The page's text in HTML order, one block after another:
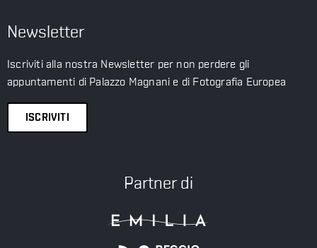
Newsletter
Iscriviti alla nostra Newsletter per non perdere gli
appuntamenti di Palazzo Magnani e di Fotografia Europea
ISCRIVITI
Partner di